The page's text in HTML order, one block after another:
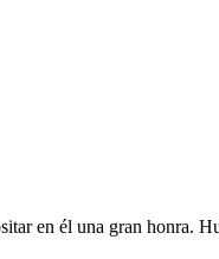
en él una gran honra.